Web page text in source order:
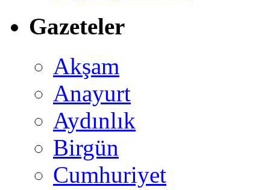
Gazeteler
Akşam
Anayurt
Aydınlık
Birgün
Cumhuriyet